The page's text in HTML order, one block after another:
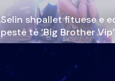
Selin shpallet fituese e
pestë të ‘Big Brother Vip’